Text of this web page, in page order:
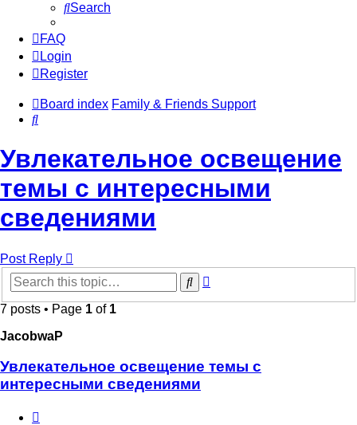
Search
FAQ
Login
Register
Board index Family & Friends Support
Search
Увлекательное освещение
темы с интересными
сведениями
Post Reply
Search
7 posts • Page 1 of 1
JacobwaP
Увлекательное освещение темы с
интересными сведениями